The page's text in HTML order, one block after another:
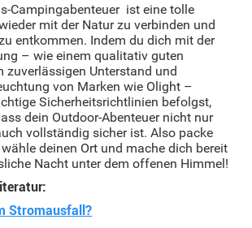
Campingabenteuer ist eine tolle
mit der Natur zu verbinden und
entkommen. Indem du dich mit der
– wie einem qualitativ guten
zuverlässigen Unterstand und
von Marken wie Olight –
Sicherheitsrichtlinien befolgst,
dein Outdoor-Abenteuer nicht nur
vollständig sicher ist. Also packe
deinen Ort und mache dich bereit
Nacht unter dem offenen Himmel!
Stromausfall?